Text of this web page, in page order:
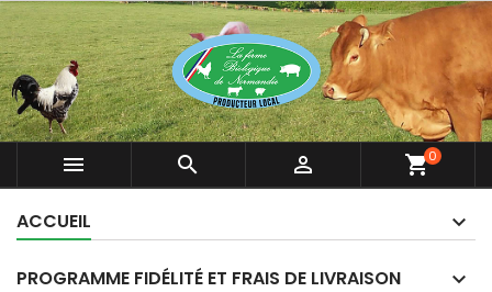
   shopping_cart0
ACCUEIL
PROGRAMME FIDÉLITÉ ET FRAIS DE LIVRAISON